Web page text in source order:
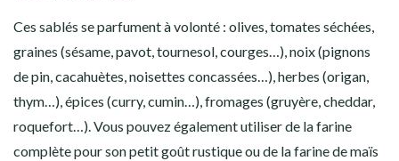
Ces sablés se parfument à volonté : olives, tomates séchées,
graines (sésame, pavot, tournesol, courges…), noix (pignons
de pin, cacahuètes, noisettes concassées…), herbes (origan,
thym…), épices (curry, cumin…), fromages (gruyère, cheddar,
roquefort…). Vous pouvez également utiliser de la farine
complète pour son petit goût rustique ou de la farine de maïs